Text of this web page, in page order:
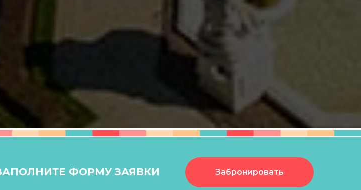
ФОРМУ ЗАЯВКИ Забронировать